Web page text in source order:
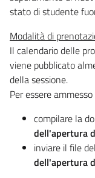
stato di studente
Modalità di
Il calendario delle
viene pubblicato
della sessione.
Per essere
compilare la
dell'apertura
inviare il file
dell'apertura